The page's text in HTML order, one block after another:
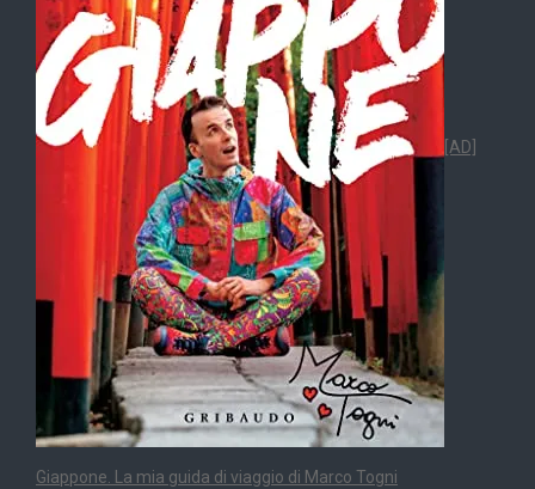
[AD]
Giappone. La mia guida di viaggio di Marco Togni